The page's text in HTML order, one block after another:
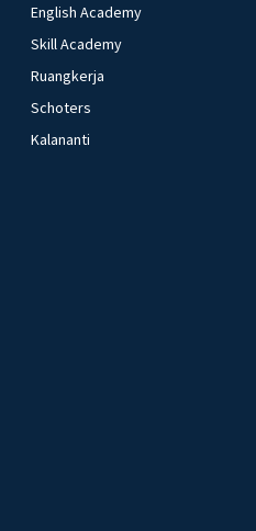
English Academy
Skill Academy
Ruangkerja
Schoters
Kalananti